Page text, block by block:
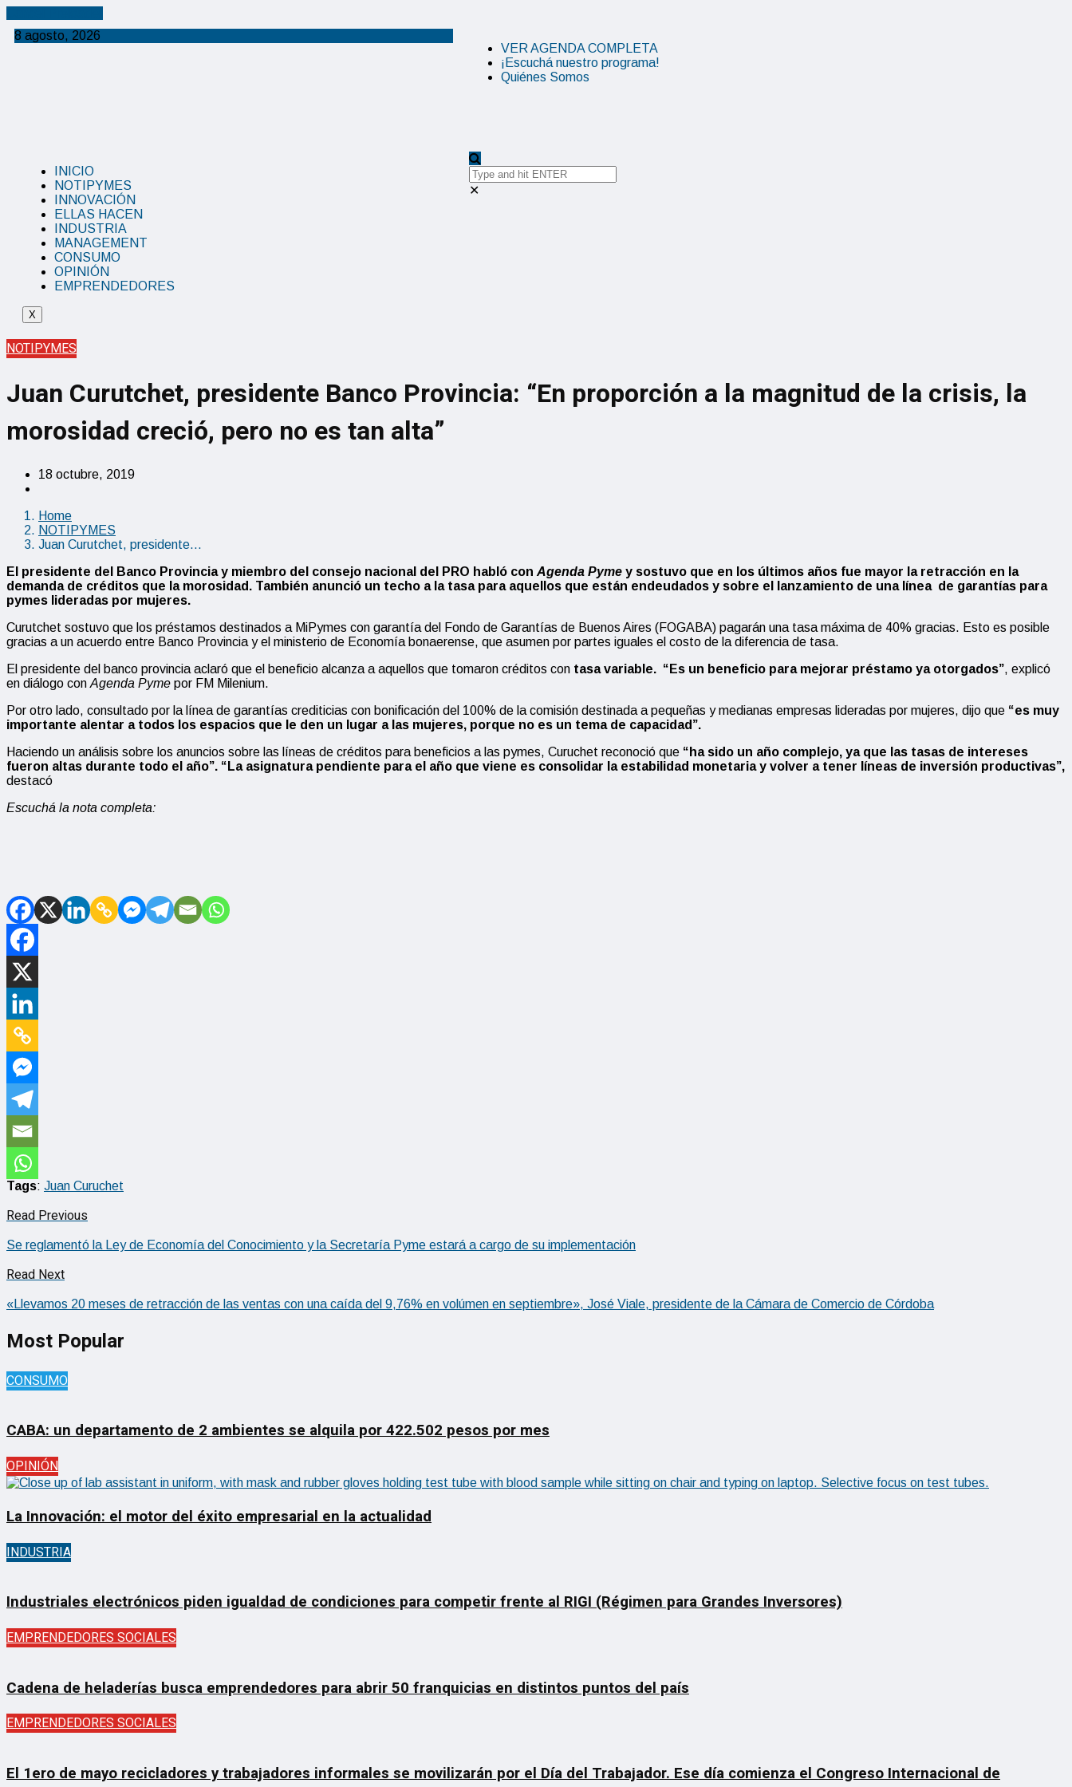
8 agosto, 2026
VER AGENDA COMPLETA
¡Escuchá nuestro programa!
Quiénes Somos
INICIO
NOTIPYMES
INNOVACIÓN
ELLAS HACEN
INDUSTRIA
MANAGEMENT
CONSUMO
OPINIÓN
EMPRENDEDORES
X
✕
NOTIPYMES
Juan Curutchet, presidente Banco Provincia: “En proporción a la magnitud de la crisis, la
morosidad creció, pero no es tan alta”
18 octubre, 2019
Home
NOTIPYMES
Juan Curutchet, presidente…
El presidente del Banco Provincia y miembro del consejo nacional del PRO habló con Agenda Pyme y sostuvo que en los últimos años fue mayor la retracción en la
demanda de créditos que la morosidad. También anunció un techo a la tasa para aquellos que están endeudados y sobre el lanzamiento de una línea de garantías para
pymes lideradas por mujeres.
Curutchet sostuvo que los préstamos destinados a MiPymes con garantía del Fondo de Garantías de Buenos Aires (FOGABA) pagarán una tasa máxima de 40% gracias. Esto es posible
gracias a un acuerdo entre Banco Provincia y el ministerio de Economía bonaerense, que asumen por partes iguales el costo de la diferencia de tasa.
El presidente del banco provincia aclaró que el beneficio alcanza a aquellos que tomaron créditos con tasa variable. “Es un beneficio para mejorar préstamo ya otorgados”, explicó
en diálogo con Agenda Pyme por FM Milenium.
Por otro lado, consultado por la línea de garantías crediticias con bonificación del 100% de la comisión destinada a pequeñas y medianas empresas lideradas por mujeres, dijo que “es muy
importante alentar a todos los espacios que le den un lugar a las mujeres, porque no es un tema de capacidad”.
Haciendo un análisis sobre los anuncios sobre las líneas de créditos para beneficios a las pymes, Curuchet reconoció que “ha sido un año complejo, ya que las tasas de intereses
fueron altas durante todo el año”. “La asignatura pendiente para el año que viene es consolidar la estabilidad monetaria y volver a tener líneas de inversión productivas”,
destacó
Escuchá la nota completa:
Tags: Juan Curuchet
Read Previous
Se reglamentó la Ley de Economía del Conocimiento y la Secretaría Pyme estará a cargo de su implementación
Read Next
«Llevamos 20 meses de retracción de las ventas con una caída del 9,76% en volúmen en septiembre», José Viale, presidente de la Cámara de Comercio de Córdoba
Most Popular
CONSUMO
CABA: un departamento de 2 ambientes se alquila por 422.502 pesos por mes
OPINIÓN
La Innovación: el motor del éxito empresarial en la actualidad
INDUSTRIA
Industriales electrónicos piden igualdad de condiciones para competir frente al RIGI (Régimen para Grandes Inversores)
EMPRENDEDORES SOCIALES
Cadena de heladerías busca emprendedores para abrir 50 franquicias en distintos puntos del país
EMPRENDEDORES SOCIALES
El 1ero de mayo recicladores y trabajadores informales se movilizarán por el Día del Trabajador. Ese día comienza el Congreso Internacional de